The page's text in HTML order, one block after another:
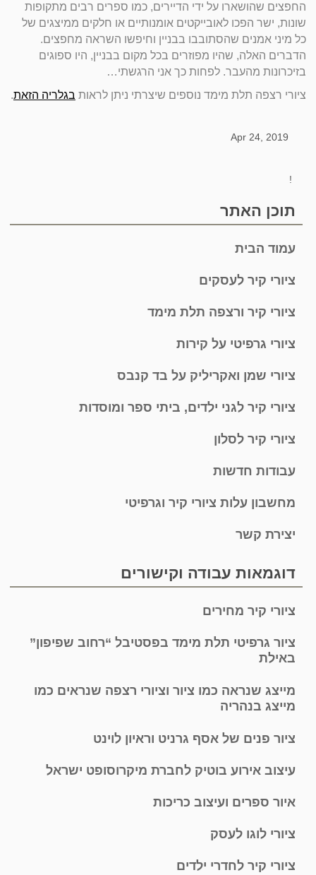
החפצים שהושארו על ידי הדיירים, כמו ספרים רבים מתקופות
שונות, ישר הפכו לאובייקטים אומנותיים או חלקים ממיצגים של
כל מיני אמנים שהסתובבו בבניין וחיפשו השראה מחפצים.
הדברים האלה, שהיו מפוזרים בכל מקום בבניין, היו ספוגים
בזיכרונות מהעבר. לפחות כך אני הרגשתי…
ציורי רצפה תלת מימד נוספים שיצרתי ניתן לראות בגלריה הזאת.
Apr 24, 2019
!
תוכן האתר
עמוד הבית
ציורי קיר לעסקים
ציורי קיר ורצפה תלת מימד
ציורי גרפיטי על קירות
ציורי שמן ואקריליק על בד קנבס
ציורי קיר לגני ילדים, ביתי ספר ומוסדות
ציורי קיר לסלון
עבודות חדשות
מחשבון עלות ציורי קיר וגרפיטי
יצירת קשר
דוגמאות עבודה וקישורים
ציורי קיר מחירים
ציור גרפיטי תלת מימד בפסטיבל “רחוב שפיפון”
באילת
מייצג שנראה כמו ציור וציורי רצפה שנראים כמו
מייצג בנהריה
ציור פנים של אסף גרניט וראיון לוינט
עיצוב אירוע בוטיק לחברת מיקרוסופט ישראל
איור ספרים ועיצוב כריכות
ציורי לוגו לעסק
ציורי קיר לחדרי ילדים